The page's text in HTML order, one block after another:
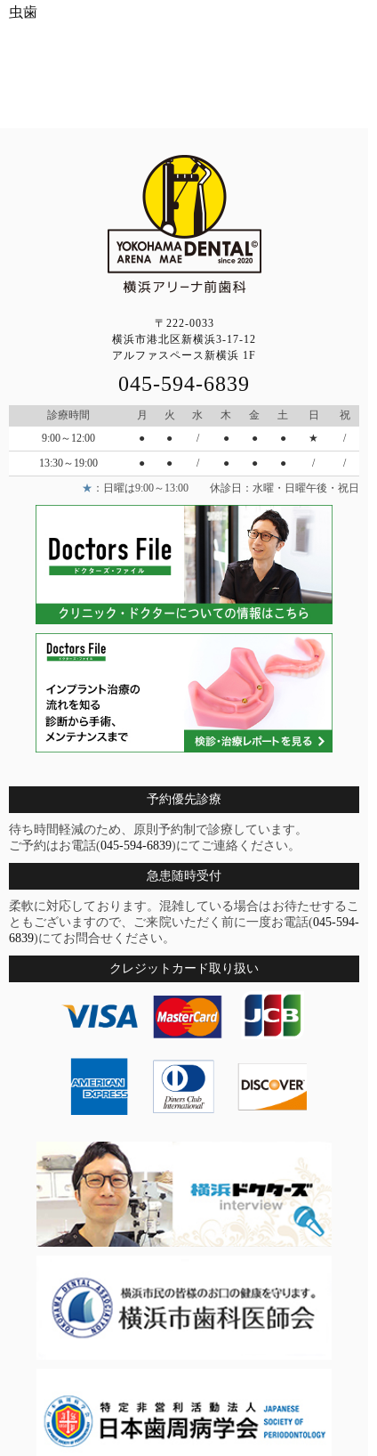
虫歯
〒222-0033
横浜市港北区新横浜3-17-12
アルファスペース新横浜 1F
045-594-6839
診療時間 月 火 水 木 金 土 日
祝
9:00～12:00
● ● / ● ● ● ★
/
13:30～19:00
● ● / ● ● ● /
/
★ ：日曜は9:00～13:00 休診日：水曜・日曜午後・祝日
予約優先診療
待ち時間軽減のため、原則予約制で診療しています。
ご予約はお電話(045-594-6839)にてご連絡ください。
急患随時受付
柔軟に対応しております。混雑している場合はお待たせするこ
ともございますので、ご来院いただく前に一度お電話(045-594-
6839)にてお問合せください。
クレジットカード取り扱い